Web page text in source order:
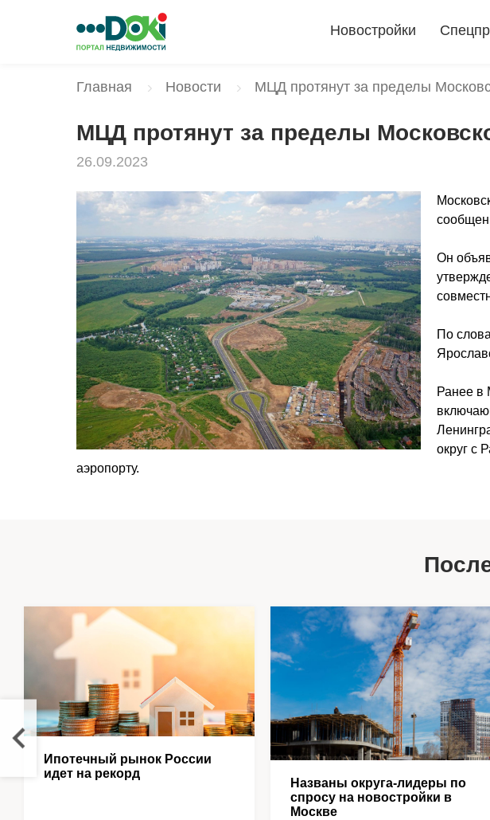
Новостройки
Главная Новости МЦД протянут за пределы
МЦД протянут за пределы
26.09.2023
Он
По
Ранее в
округ с
аэропорту.
Ипотечный рынок России
идет на рекорд
Названы округа-лидеры по
спросу на новостройки в
Москве